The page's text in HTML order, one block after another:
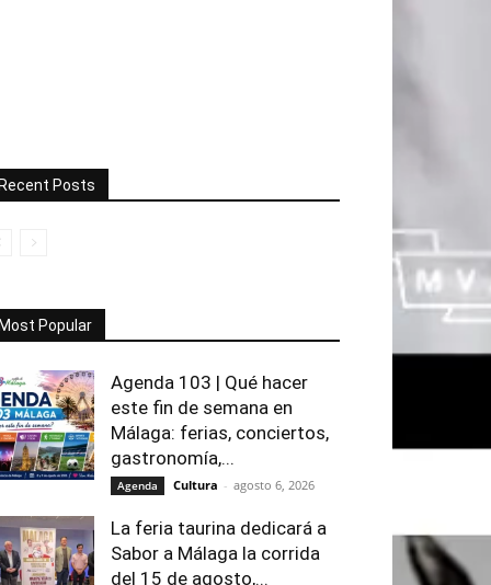
Posts
Popular
Agenda 103 | Qué hacer
este fin de semana en
Málaga: ferias, conciertos,
gastronomía,...
Agenda Cultura - agosto 6, 2026
La feria taurina dedicará a
Sabor a Málaga la corrida
del 15 de agosto,...